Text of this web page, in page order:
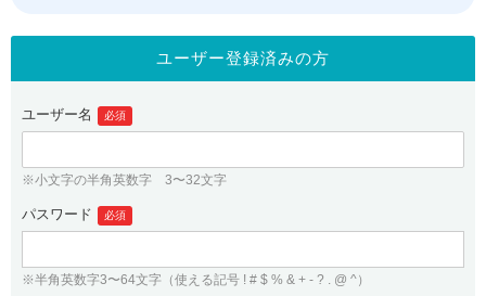
.jpドメインオークション
gTLDオークション NEW!
.jpドメインバックオーダー
プレミアムドメイン
人気ドメインの種類
WHOIS検索
紹介制度
バリュードメインAPI
ドメイン・ホスティングOEM
ログイン
従来のバリュードメインをご利用希望の方
ユーザー登録
ユーザー登録済みの方
ユーザー名 必須
※小文字の半角英数字 3〜32文字
パスワード 必須
※半角英数字3〜64文字（使える記号 ! # $ % & + - ? . @ ^）